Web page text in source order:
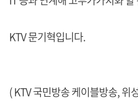
KTV 문기혁입니다.
( KTV 국민방송 케이블방송, 위